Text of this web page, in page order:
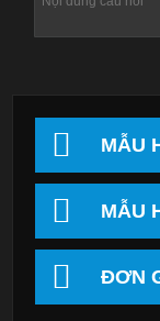
MẪU
MẪU
ĐƠN